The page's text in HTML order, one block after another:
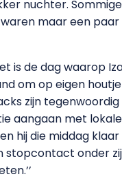
nuchter.
maar een paar
is de dag waarop
om op eigen
zijn
aangaan met
hij die middag
onder